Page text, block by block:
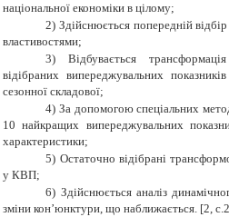
національної економіки в цілому;
2) Здійснюється попередній
властивостями;
3)
Відбувається
відібраних випереджувальних
сезонної складової;
4) За допомогою спеціальних
10 найкращих випереджувальних
характеристики;
5) Остаточно відібрані
у КВП;
6) Здійснюється аналіз
зміни кон’юнктури, що наближається. [2,